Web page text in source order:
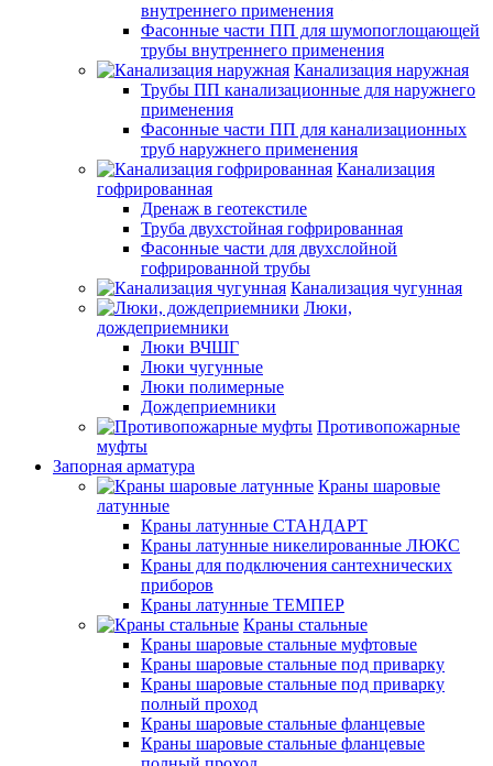
внутреннего применения
Фасонные части ПП для шумопоглощающей
трубы внутреннего применения
Канализация наружная
Трубы ПП канализационные для наружнего
применения
Фасонные части ПП для канализационных
труб наружнего применения
Канализация
гофрированная
Дренаж в геотекстиле
Труба двухстойная гофрированная
Фасонные части для двухслойной
гофрированной трубы
Канализация чугунная
Люки,
дождеприемники
Люки ВЧШГ
Люки чугунные
Люки полимерные
Дождеприемники
Противопожарные
муфты
Запорная арматура
Краны шаровые
латунные
Краны латунные СТАНДАРТ
Краны латунные никелированные ЛЮКС
Краны для подключения сантехнических
приборов
Краны латунные ТЕМПЕР
Краны стальные
Краны шаровые стальные муфтовые
Краны шаровые стальные под приварку
Краны шаровые стальные под приварку
полный проход
Краны шаровые стальные фланцевые
Краны шаровые стальные фланцевые